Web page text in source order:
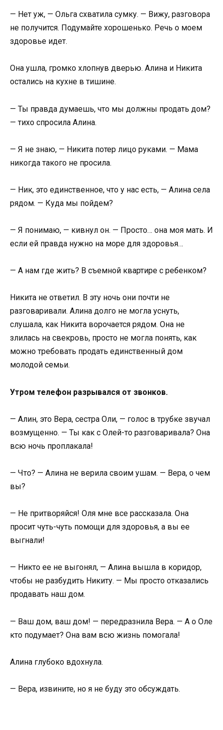
— Нет уж, — Ольга схватила сумку. — Вижу, разговора
не получится. Подумайте хорошенько. Речь о моем
здоровье идет.
Она ушла, громко хлопнув дверью. Алина и Никита
остались на кухне в тишине.
— Ты правда думаешь, что мы должны продать дом?
— тихо спросила Алина.
— Я не знаю, — Никита потер лицо руками. — Мама
никогда такого не просила.
— Ник, это единственное, что у нас есть, — Алина села
рядом. — Куда мы пойдем?
— Я понимаю, — кивнул он. — Просто… она моя мать. И
если ей правда нужно на море для здоровья…
— А нам где жить? В съемной квартире с ребенком?
Никита не ответил. В эту ночь они почти не
разговаривали. Алина долго не могла уснуть,
слушала, как Никита ворочается рядом. Она не
злилась на свекровь, просто не могла понять, как
можно требовать продать единственный дом
молодой семьи.
Утром телефон разрывался от звонков.
— Алин, это Вера, сестра Оли, — голос в трубке звучал
возмущенно. — Ты как с Олей-то разговаривала? Она
всю ночь проплакала!
— Что? — Алина не верила своим ушам. — Вера, о чем
вы?
— Не притворяйся! Оля мне все рассказала. Она
просит чуть-чуть помощи для здоровья, а вы ее
выгнали!
— Никто ее не выгонял, — Алина вышла в коридор,
чтобы не разбудить Никиту. — Мы просто отказались
продавать наш дом.
— Ваш дом, ваш дом! — передразнила Вера. — А о Оле
кто подумает? Она вам всю жизнь помогала!
Алина глубоко вдохнула.
— Вера, извините, но я не буду это обсуждать.